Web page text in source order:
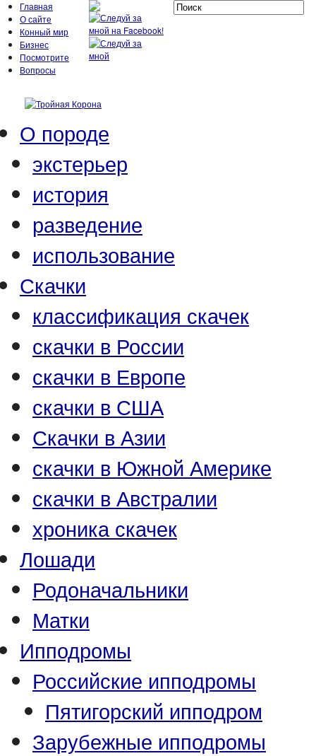
Главная
О сайте
Конный мир
Бизнес
Посмотрите
Вопросы
О породе
экстерьер
история
разведение
использование
Скачки
классификация скачек
скачки в России
скачки в Европе
скачки в США
Скачки в Азии
скачки в Южной Америке
скачки в Австралии
хроника скачек
Лошади
Родоначальники
Матки
Ипподромы
Российские ипподромы
Пятигорский ипподром
Зарубежные ипподромы